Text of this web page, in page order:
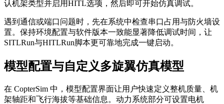
认机架类型并启用HITL选项，然后即可开始仿真调试。
遇到通信或端口问题时，先在系统中检查串口占用与防火墙设
置。保持环境配置与软件版本一致能显著降低调试时间，让
SITLRun与HITLRun脚本更可靠地完成一键启动。
模型配置与自定义多旋翼仿真模型
在 CopterSim 中，模型配置界面让用户快速定义整机质量、机
架轴距和飞行海拔等基础信息。动力系统部分可设置电机